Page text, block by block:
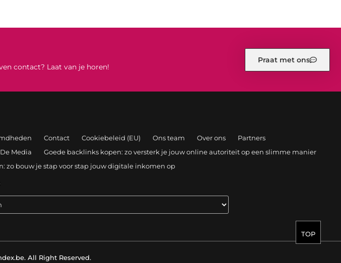
TOP
contact? Laat van je horen!
Praat met ons
Contact Cookiebeleid (EU) Ons team Over ons
Partners
Media
Goede backlinks kopen: zo versterk je jouw online autoriteit op een slimme manier
zo bouw je stap voor stap jouw digitale inkomen op
All Right Reserved.​